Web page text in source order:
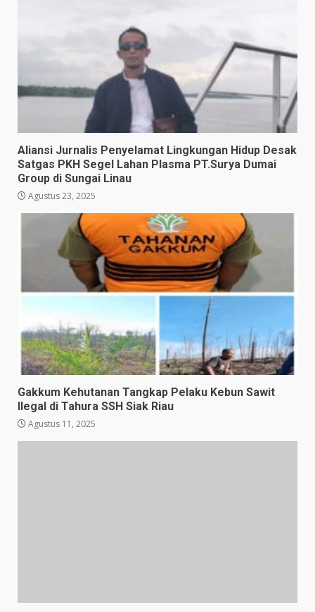
Aliansi Jurnalis Penyelamat Lingkungan Hidup Desak
Satgas PKH Segel Lahan Plasma PT.Surya Dumai
Group di Sungai Linau
Agustus 23, 2025
Gakkum Kehutanan Tangkap Pelaku Kebun Sawit
Ilegal di Tahura SSH Siak Riau
Agustus 11, 2025